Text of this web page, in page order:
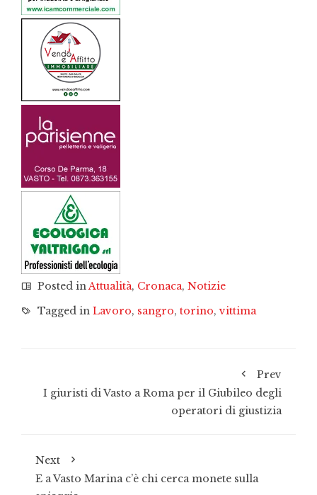
Posted inAttualità, Cronaca, Notizie
Tagged in Lavoro, sangro, torino,vittima
Prev
I giuristi di Vasto a Roma per il Giubileo degli
operatori di giustizia
Next
E a Vasto Marina c’è chi cerca monete sulla